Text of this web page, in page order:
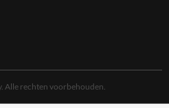
Alle rechten voorbehouden.